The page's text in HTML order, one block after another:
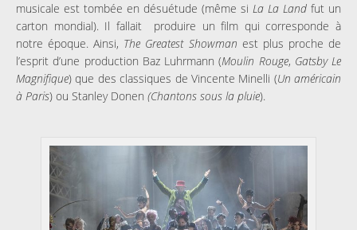
musicale est tombée en désuétude (même si La La Land fut un
carton mondial). Il fallait produire un film qui corresponde à
notre époque. Ainsi, The Greatest Showman est plus proche de
l’esprit d’une production Baz Luhrmann (Moulin Rouge, Gatsby Le
Magnifique) que des classiques de Vincente Minelli (Un américain
à Paris) ou Stanley Donen (Chantons sous la pluie).